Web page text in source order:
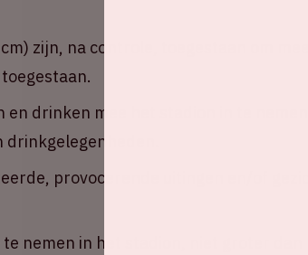
zijn, na controle, toegestaan om mee
drinken mee het stadion in te nemen.
provocerende uitingen en/of
nemen in het stadion, niet groter dan